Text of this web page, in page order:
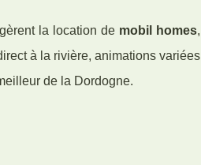
la location de mobil homes,
à la rivière, animations variées
de la Dordogne.